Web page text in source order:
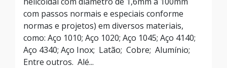
com passos normais e especiais conforme
normas e projetos) em diversos materiais,
como: Aço 1010; Aço 1020; Aço 1045; Aço 4140;
Aço 4340; Aço Inox; Latão; Cobre; Alumínio;
Entre outros. Alé...